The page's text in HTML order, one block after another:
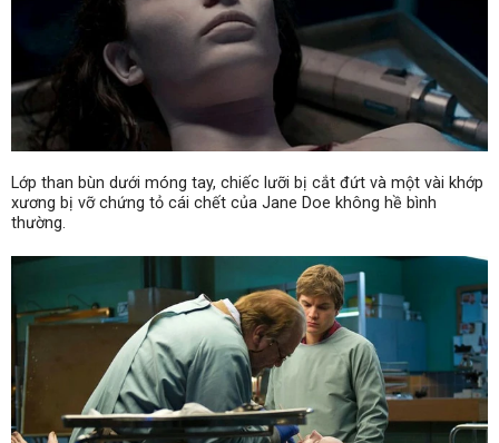
Lớp than bùn dưới móng tay, chiếc lưỡi bị cắt đứt và một vài khớp
xương bị vỡ chứng tỏ cái chết của Jane Doe không hề bình
thường.